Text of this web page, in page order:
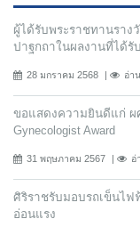
ผู้ได้รับพระราชทานราง
ปาฐกถาในผลงานที่ได้
28 มกราคม 2568 อ่า
ขอแสดงความยินดีแก่ ผ
Gynecologist Award
31 พฤษภาคม 2567 อ่
ศิริราชรับมอบรถเข็นไฟ
อ่อนแรง